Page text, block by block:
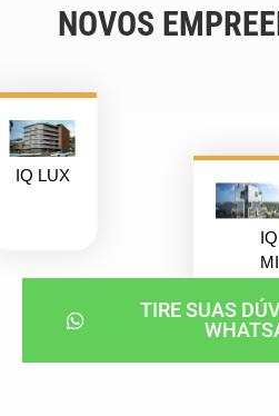
NOVOS
IQ LUX
IQ
TIRE SUAS